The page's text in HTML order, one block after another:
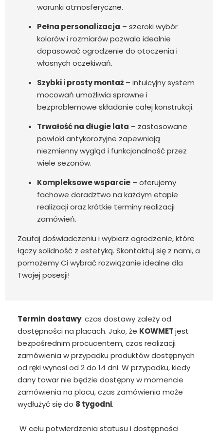
warunki atmosferyczne.
Pełna personalizacja – szeroki wybór
kolorów i rozmiarów pozwala idealnie
dopasować ogrodzenie do otoczenia i
własnych oczekiwań.
Szybki i prosty montaż – intuicyjny system
mocowań umożliwia sprawne i
bezproblemowe składanie całej konstrukcji.
Trwałość na długie lata – zastosowane
powłoki antykorozyjne zapewniają
niezmienny wygląd i funkcjonalność przez
wiele sezonów.
Kompleksowe wsparcie – oferujemy
fachowe doradztwo na każdym etapie
realizacji oraz krótkie terminy realizacji
zamówień.
Zaufaj doświadczeniu i wybierz ogrodzenie, które
łączy solidność z estetyką. Skontaktuj się z nami, a
pomożemy Ci wybrać rozwiązanie idealne dla
Twojej posesji!
Termin dostawy: czas dostawy zależy od
dostępności na placach. Jako, że KOWMETjest
bezpośrednim procucentem, czas realizacji
zamówienia w przypadku produktów dostępnych
od ręki wynosi od 2 do 14 dni. W przypadku, kiedy
dany towar nie będzie dostępny w momencie
zamówienia na placu, czas zamówienia może
wydłużyć się do 8 tygodni.
W celu potwierdzenia statusu i dostępności